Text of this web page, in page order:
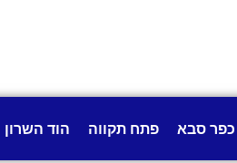
כפר סבא פתח תקווה הוד השרון